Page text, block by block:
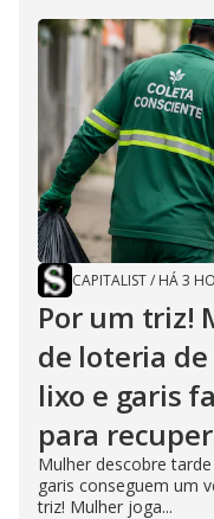
CAPITALIST/ HÁ 3
Por um triz!
de loteria de
lixo e garis
para
Mulher descobre
garis conseguem um
triz! Mulher joga...